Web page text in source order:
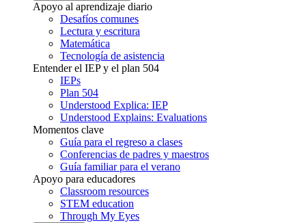
Apoyo al aprendizaje diario
Desafíos comunes
Lectura y escritura
Matemática
Tecnología de asistencia
Entender el IEP y el plan 504
IEPs
Plan 504
Understood Explica: IEP
Understood Explains: Evaluations
Momentos clave
Guía para el regreso a clases
Conferencias de padres y maestros
Guía familiar para el verano
Apoyo para educadores
Classroom resources
STEM education
Through My Eyes